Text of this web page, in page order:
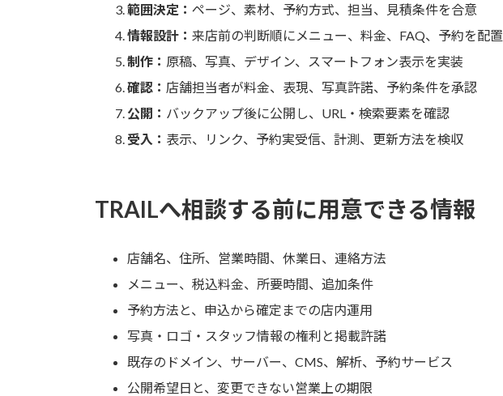
範囲決定： ページ、素材、予約方式、担当、見積条件を合意
情報設計： 来店前の判断順にメニュー、料金、FAQ、予約を配置
制作： 原稿、写真、デザイン、スマートフォン表示を実装
確認： 店舗担当者が料金、表現、写真許諾、予約条件を承認
公開： バックアップ後に公開し、URL・検索要素を確認
受入： 表示、リンク、予約実受信、計測、更新方法を検収
TRAILへ相談する前に用意できる情報
店舗名、住所、営業時間、休業日、連絡方法
メニュー、税込料金、所要時間、追加条件
予約方法と、申込から確定までの店内運用
写真・ロゴ・スタッフ情報の権利と掲載許諾
既存のドメイン、サーバー、CMS、解析、予約サービス
公開希望日と、変更できない営業上の期限